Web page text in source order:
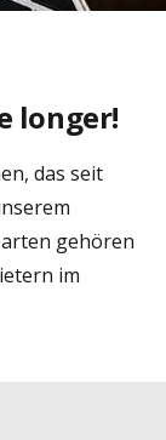
longer!
das seit
gehören
im